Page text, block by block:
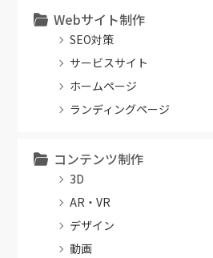
Webサイト制作
SEO対策
サービスサイト
ホームページ
ランディングページ
コンテンツ制作
3D
AR・VR
デザイン
動画